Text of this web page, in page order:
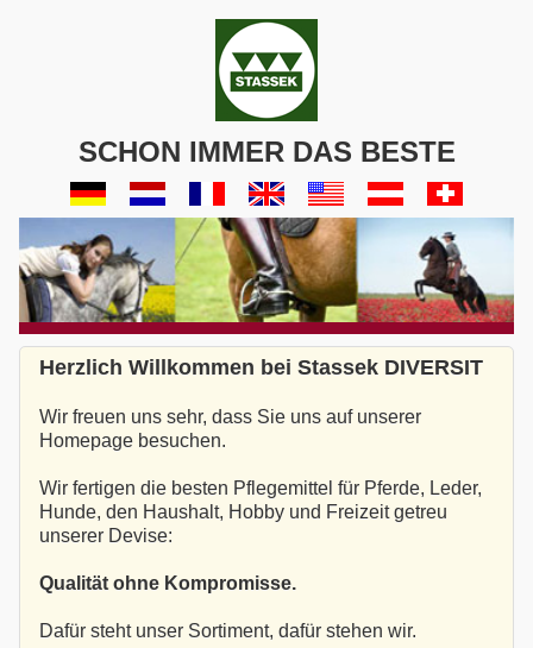
SCHON IMMER DAS BESTE
Herzlich Willkommen bei Stassek DIVERSIT
Wir freuen uns sehr, dass Sie uns auf unserer
Homepage besuchen.
Wir fertigen die besten Pflegemittel für Pferde, Leder,
Hunde, den Haushalt, Hobby und Freizeit getreu
unserer Devise:
Qualität ohne Kompromisse.
Dafür steht unser Sortiment, dafür stehen wir.